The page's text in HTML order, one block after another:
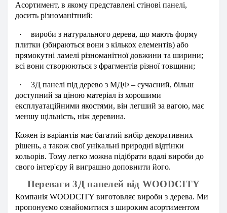
Асортимент, в якому представлені стінові панелі,
досить різноманітний:
·
вироби з натурального дерева, що мають форму
плитки (збираються вони з кількох елементів) або
прямокутні ламелі різноманітної довжини та ширини;
всі вони створюються з фрагментів різної товщини;
·
3Д панелі під дерево з МДФ – сучасний, більш
доступний за ціною матеріал із хорошими
експлуатаційними якостями, він легший за вагою, має
меншу щільність, ніж деревина.
Кожен із варіантів має багатий вибір декоративних
рішень, а також свої унікальні природні відтінки
кольорів. Тому легко можна підібрати вдалі вироби до
свого інтер'єру й виграшно доповнити його.
Переваги 3Д панелей від WOODCITY
Компанія WOODCITY виготовляє вироби з дерева. Ми
пропонуємо ознайомитися з широким асортиментом